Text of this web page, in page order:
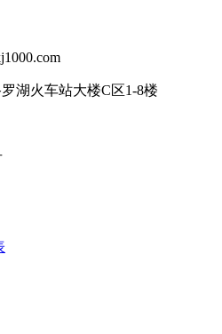
湖火车站大楼C区1-8楼